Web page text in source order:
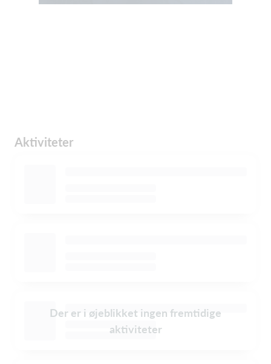
Aktiviteter
Der er i øjeblikket ingen fremtidige
aktiviteter